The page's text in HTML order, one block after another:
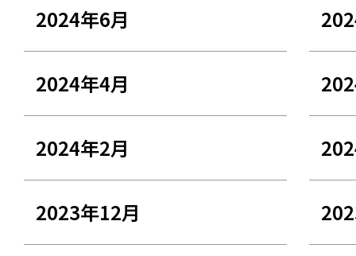
2024年6月
2024年4月
2024年2月
2023年12月